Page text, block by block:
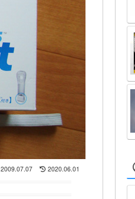
2009.07.07 2020.06.01